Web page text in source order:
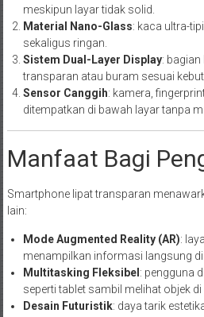
meskipun layar tidak solid.
Material Nano-Glass: kaca ultra-
sekaligus ringan.
Sistem Dual-Layer Display: bagian
transparan atau buram sesuai
Sensor Canggih: kamera,
ditempatkan di bawah layar tanpa
Manfaat Bagi
Smartphone lipat transparan
lain:
Mode Augmented Reality (AR):
menampilkan informasi langsung di
Multitasking Fleksibel : pengguna
seperti tablet sambil melihat objek di
Desain Futuristik: daya tarik